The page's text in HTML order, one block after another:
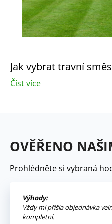
Jak vybrat travní
Číst více
OVĚŘENO
Prohlédněte si vybraná
Výhody:
Vždy mi přišla objednávka
kompletní.